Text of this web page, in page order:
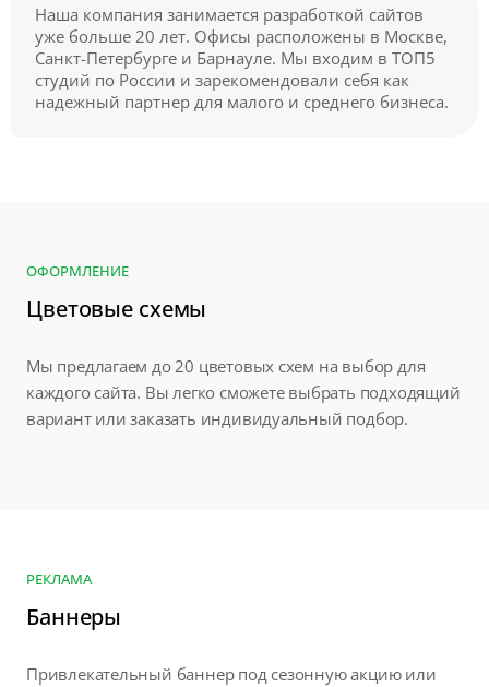
Наша компания занимается разработкой сайтов
уже больше 20 лет. Офисы расположены в Москве,
Санкт-Петербурге и Барнауле. Мы входим в ТОП5
студий по России и зарекомендовали себя как
надежный партнер для малого и среднего бизнеса.
ОФОРМЛЕНИЕ
Цветовые схемы
Мы предлагаем до 20 цветовых схем на выбор для
каждого сайта. Вы легко сможете выбрать подходящий
вариант или заказать индивидуальный подбор.
РЕКЛАМА
Баннеры
Привлекательный баннер под сезонную акцию или